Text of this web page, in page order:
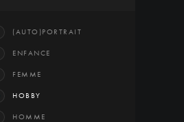
(AUTO)PORTRAIT
ENFANCE
FEMME
HOBBY
HOMME